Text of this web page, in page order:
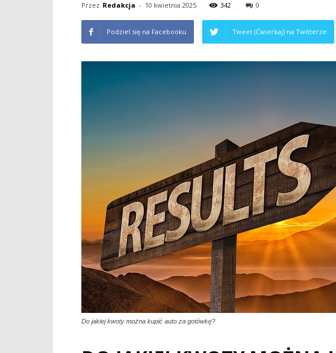
Przez Redakcja - 10 kwietnia 2025 342 0
Podziel się na Facebooku Tweet (Ćwierkaj) na Twitterze
Do jakiej kwoty można kupić auto za gotówkę?